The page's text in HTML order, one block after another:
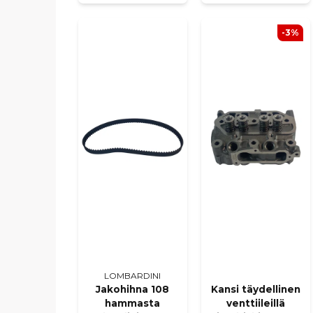
LOMBARDINI
Jakohihna 108
hammasta
Kansi täydellinen
venttiileillä
-3%